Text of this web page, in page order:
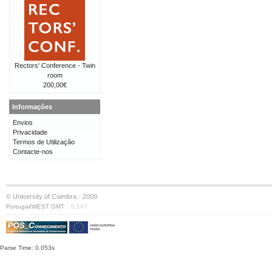
Rectors' Conference - Twin
room
200,00€
Informações
Envios
Privacidade
Termos de Utilização
Contacte-nos
© University of Coimbra · 2009
Portugal/WEST GMT · S:147
Parse Time: 0.053s